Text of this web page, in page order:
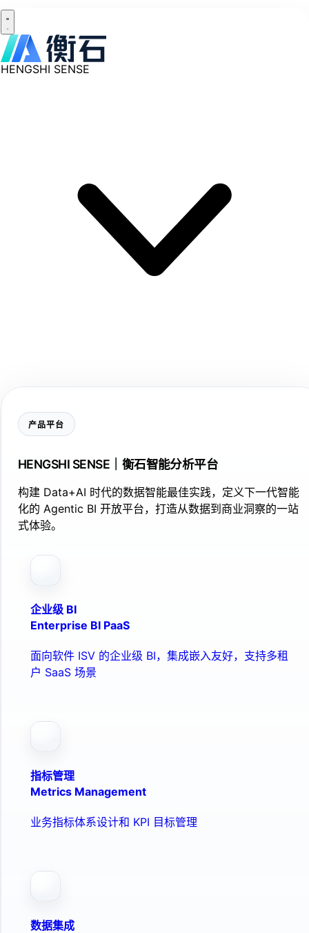
HENGSHI SENSE
产品平台
HENGSHI SENSE｜衡石智能分析平台
构建 Data+AI 时代的数据智能最佳实践，定义下一代智能
化的 Agentic BI 开放平台，打造从数据到商业洞察的一站
式体验。
企业级 BI
Enterprise BI PaaS
面向软件 ISV 的企业级 BI，集成嵌入友好，支持多租
户 SaaS 场景
指标管理
Metrics Management
业务指标体系设计和 KPI 目标管理
数据集成